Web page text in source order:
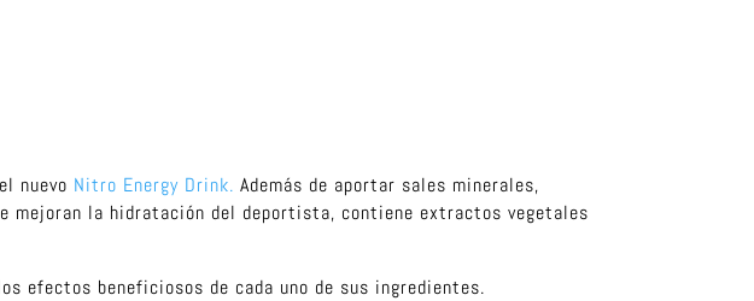
nuevo Nitro Energy Drink. Además de aportar sales minerales,
mejoran la hidratación del deportista, contiene extractos vegetales
efectos beneficiosos de cada uno de sus ingredientes.